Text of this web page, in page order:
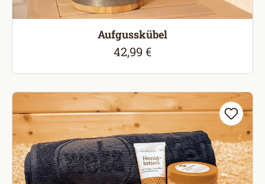
Aufgusskübel
Regulärer Preis:
42,99 €